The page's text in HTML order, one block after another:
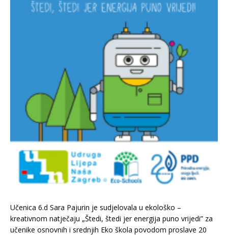
Učenica 6.d Sara Pajurin je sudjelovala u ekološko –
kreativnom natječaju „Štedi, štedi jer energija puno vrijedi” za
učenike osnovnih i srednjih Eko škola povodom proslave 20